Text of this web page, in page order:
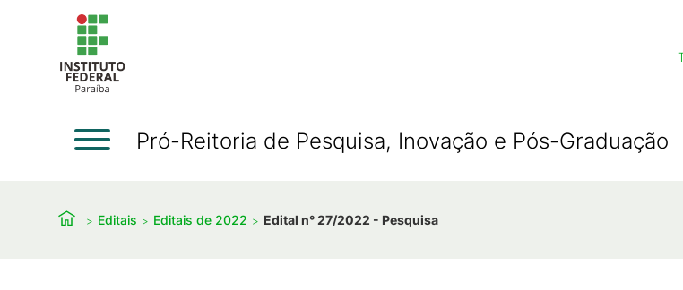
Pró-Reitoria de Pesquisa, Inovação e Pós-Graduação
Editais Editais de 2022 Edital n° 27/2022 - Pesquisa